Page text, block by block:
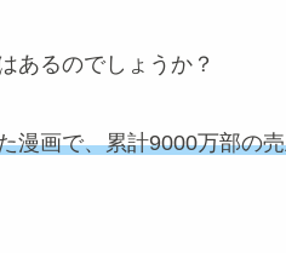
あるのでしょうか？
漫画で、累計9000万部の